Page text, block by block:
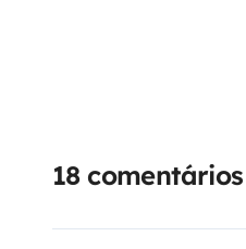
18 comentários